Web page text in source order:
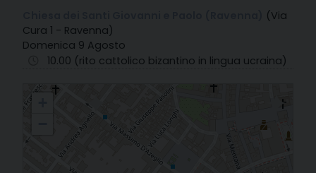
(Via
Cura 1 - Ravenna)
Domenica 9 Agosto
10.00 (rito cattolico bizantino in lingua ucraina)
01. Cattedrale di Ravenna - S. Giovanni in Fonte